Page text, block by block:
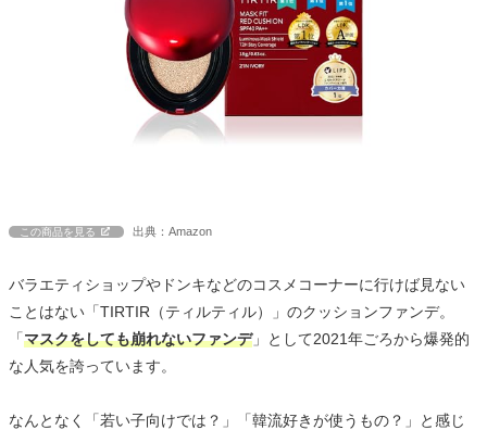
この商品を見る 出典：Amazon
バラエティショップやドンキなどのコスメコーナーに行けば見ない
ことはない「TIRTIR（ティルティル）」のクッションファンデ。
「マスクをしても崩れないファンデ」として2021年ごろから爆発的
な人気を誇っています。
なんとなく「若い子向けでは？」「韓流好きが使うもの？」と感じ